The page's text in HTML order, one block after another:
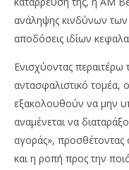
ανάληψης κινδύνων των
αποδόσεις ιδίων
Ενισχύοντας
αντασφαλιστικό τομέα,
εξακολουθούν να μην
αναμένεται να
αγοράς», προσθέτοντας
και η ροπή προς την